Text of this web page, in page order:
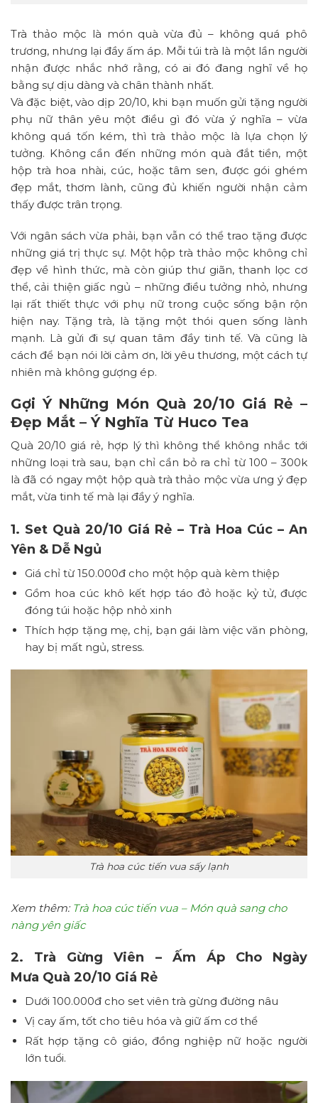
Trà thảo mộc là món quà vừa đủ – không quá phô
trương, nhưng lại đầy ấm áp. Mỗi túi trà là một lần người
nhận được nhắc nhớ rằng, có ai đó đang nghĩ về họ
bằng sự dịu dàng và chân thành nhất.
Và đặc biệt, vào dịp 20/10, khi bạn muốn gửi tặng người
phụ nữ thân yêu một điều gì đó vừa ý nghĩa – vừa
không quá tốn kém, thì trà thảo mộc là lựa chọn lý
tưởng. Không cần đến những món quà đắt tiền, một
hộp trà hoa nhài, cúc, hoặc tâm sen, được gói ghém
đẹp mắt, thơm lành, cũng đủ khiến người nhận cảm
thấy được trân trọng.
Với ngân sách vừa phải, bạn vẫn có thể trao tặng được
những giá trị thực sự. Một hộp trà thảo mộc không chỉ
đẹp về hình thức, mà còn giúp thư giãn, thanh lọc cơ
thể, cải thiện giấc ngủ – những điều tưởng nhỏ, nhưng
lại rất thiết thực với phụ nữ trong cuộc sống bận rộn
hiện nay. Tặng trà, là tặng một thói quen sống lành
mạnh. Là gửi đi sự quan tâm đầy tinh tế. Và cũng là
cách để bạn nói lời cảm ơn, lời yêu thương, một cách tự
nhiên mà không gượng ép.
Gợi Ý Những Món Quà 20/10 Giá Rẻ –
Đẹp Mắt – Ý Nghĩa Từ Huco Tea
Quà 20/10 giá rẻ, hợp lý thì không thể không nhắc tới
những loại trà sau, bạn chỉ cần bỏ ra chỉ từ 100 – 300k
là đã có ngay một hộp quà trà thảo mộc vừa ưng ý đẹp
mắt, vừa tinh tế mà lại đầy ý nghĩa.
1. Set Quà 20/10 Giá Rẻ – Trà Hoa Cúc – An
Yên & Dễ Ngủ
Giá chỉ từ 150.000đ cho một hộp quà kèm thiệp
Gồm hoa cúc khô kết hợp táo đỏ hoặc kỷ tử, được
đóng túi hoặc hộp nhỏ xinh
Thích hợp tặng mẹ, chị, bạn gái làm việc văn phòng,
hay bị mất ngủ, stress.
Trà hoa cúc tiến vua sấy lạnh
Xem thêm: Trà hoa cúc tiến vua – Món quà sang cho
nàng yên giấc
2. Trà Gừng Viên – Ấm Áp Cho Ngày
Mưa Quà 20/10 Giá Rẻ
Dưới 100.000đ cho set viên trà gừng đường nâu
Vị cay ấm, tốt cho tiêu hóa và giữ ấm cơ thể
Rất hợp tặng cô giáo, đồng nghiệp nữ hoặc người
lớn tuổi.